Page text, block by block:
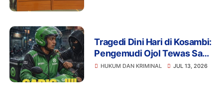
Tragedi Dini Hari di Kosambi:
Pengemudi Ojol Tewas Saat
Istirahat, Motor dan HP Raib
HUKUM DAN KRIMINAL JUL 13, 2026